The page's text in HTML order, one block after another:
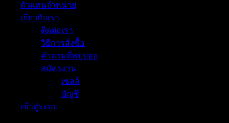
ตัวแทนจำหน่าย
เกี่ยวกับเรา
ติดต่อเรา
วิธีการสั่งซื้อ
คำถามที่พบบ่อย
สมัครงาน
เซลล์
บัญชี
เข้าสู่ระบบ